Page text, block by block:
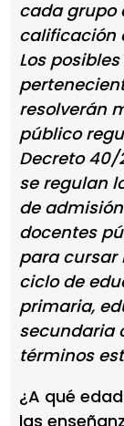
cada grupo
calificación
Los
resolverán
público
Decreto 40/
se regulan
de
docentes
para cursar
ciclo de
primaria,
secundaria
términos
¿A qué
las